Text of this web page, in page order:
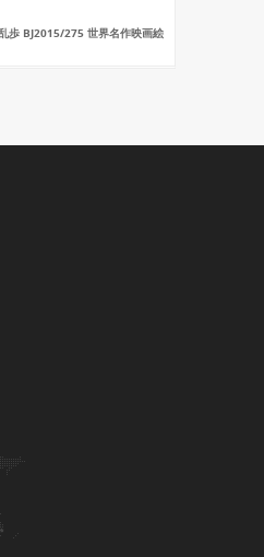
歩 BJ2015/275 世界名作映画絵